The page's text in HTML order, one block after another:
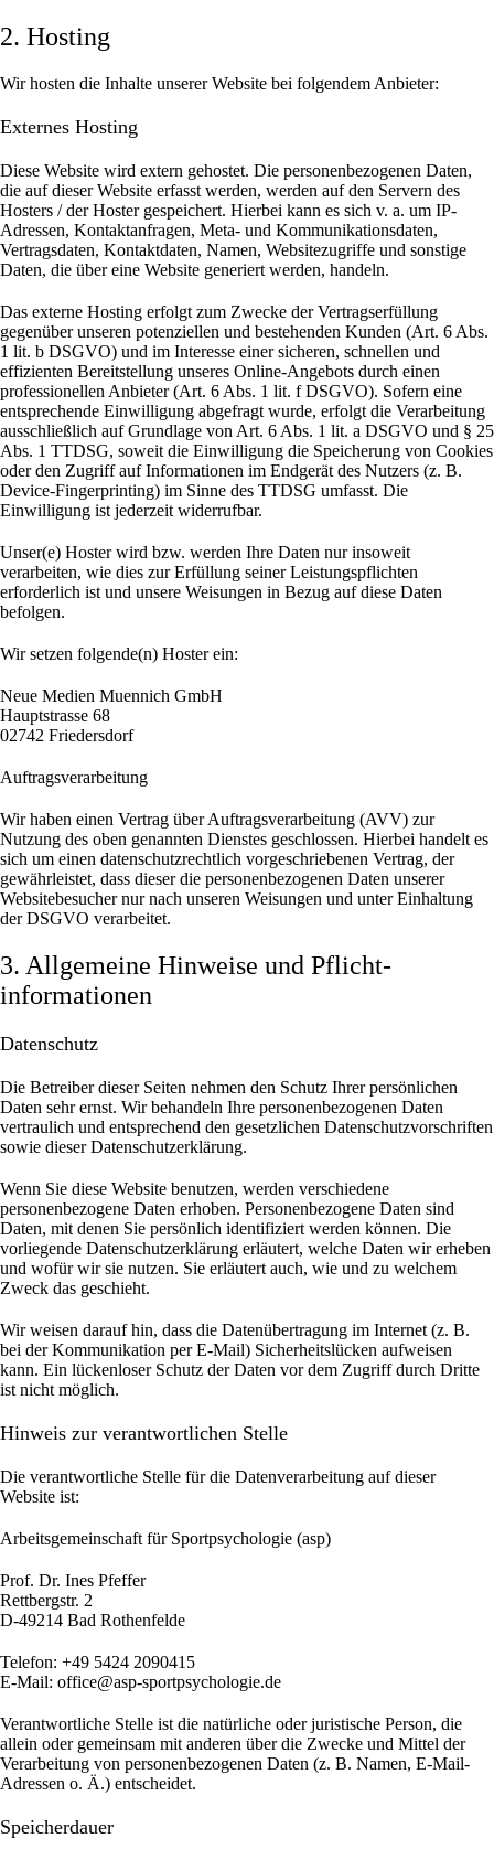
2. Hosting
Wir hosten die Inhalte unserer Website bei folgendem Anbieter:
Externes Hosting
Diese Website wird extern gehostet. Die personenbezogenen Daten,
die auf dieser Website erfasst werden, werden auf den Servern des
Hosters / der Hoster gespeichert. Hierbei kann es sich v. a. um IP-
Adressen, Kontaktanfragen, Meta- und Kommunikationsdaten,
Vertragsdaten, Kontaktdaten, Namen, Websitezugriffe und sonstige
Daten, die über eine Website generiert werden, handeln.
Das externe Hosting erfolgt zum Zwecke der Vertragserfüllung
gegenüber unseren potenziellen und bestehenden Kunden (Art. 6 Abs.
1 lit. b DSGVO) und im Interesse einer sicheren, schnellen und
effizienten Bereitstellung unseres Online-Angebots durch einen
professionellen Anbieter (Art. 6 Abs. 1 lit. f DSGVO). Sofern eine
entsprechende Einwilligung abgefragt wurde, erfolgt die Verarbeitung
ausschließlich auf Grundlage von Art. 6 Abs. 1 lit. a DSGVO und § 25
Abs. 1 TTDSG, soweit die Einwilligung die Speicherung von Cookies
oder den Zugriff auf Informationen im Endgerät des Nutzers (z. B.
Device-Fingerprinting) im Sinne des TTDSG umfasst. Die
Einwilligung ist jederzeit widerrufbar.
Unser(e) Hoster wird bzw. werden Ihre Daten nur insoweit
verarbeiten, wie dies zur Erfüllung seiner Leistungspflichten
erforderlich ist und unsere Weisungen in Bezug auf diese Daten
befolgen.
Wir setzen folgende(n) Hoster ein:
Neue Medien Muennich GmbH
Hauptstrasse 68
02742 Friedersdorf
Auftragsverarbeitung
Wir haben einen Vertrag über Auftragsverarbeitung (AVV) zur
Nutzung des oben genannten Dienstes geschlossen. Hierbei handelt es
sich um einen datenschutzrechtlich vorgeschriebenen Vertrag, der
gewährleistet, dass dieser die personenbezogenen Daten unserer
Websitebesucher nur nach unseren Weisungen und unter Einhaltung
der DSGVO verarbeitet.
3. Allgemeine Hinweise und Pflicht­
informationen
Datenschutz
Die Betreiber dieser Seiten nehmen den Schutz Ihrer persönlichen
Daten sehr ernst. Wir behandeln Ihre personenbezogenen Daten
vertraulich und entsprechend den gesetzlichen Datenschutzvorschriften
sowie dieser Datenschutzerklärung.
Wenn Sie diese Website benutzen, werden verschiedene
personenbezogene Daten erhoben. Personenbezogene Daten sind
Daten, mit denen Sie persönlich identifiziert werden können. Die
vorliegende Datenschutzerklärung erläutert, welche Daten wir erheben
und wofür wir sie nutzen. Sie erläutert auch, wie und zu welchem
Zweck das geschieht.
Wir weisen darauf hin, dass die Datenübertragung im Internet (z. B.
bei der Kommunikation per E-Mail) Sicherheitslücken aufweisen
kann. Ein lückenloser Schutz der Daten vor dem Zugriff durch Dritte
ist nicht möglich.
Hinweis zur verantwortlichen Stelle
Die verantwortliche Stelle für die Datenverarbeitung auf dieser
Website ist:
Arbeitsgemeinschaft für Sportpsychologie (asp)
Prof. Dr. Ines Pfeffer
Rettbergstr. 2
D-49214 Bad Rothenfelde
Telefon: +49 5424 2090415
E-Mail: office@asp-sportpsychologie.de
Verantwortliche Stelle ist die natürliche oder juristische Person, die
allein oder gemeinsam mit anderen über die Zwecke und Mittel der
Verarbeitung von personenbezogenen Daten (z. B. Namen, E-Mail-
Adressen o. Ä.) entscheidet.
Speicherdauer